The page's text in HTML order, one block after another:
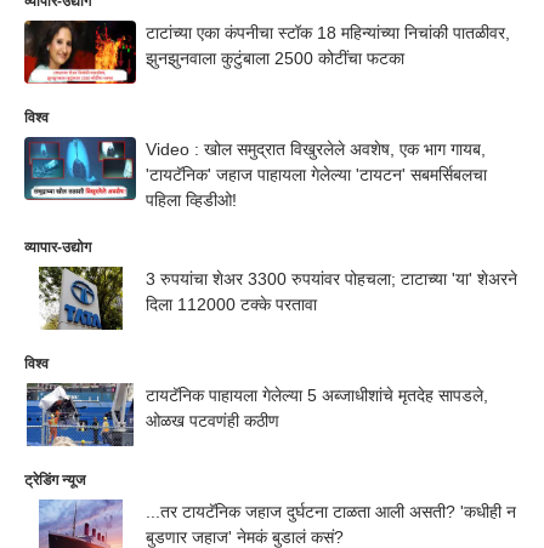
टाटांच्या एका कंपनीचा स्टॉक 18 महिन्यांच्या निचांकी पातळीवर,
झुनझुनवाला कुटुंबाला 2500 कोटींचा फटका
विश्व
Video : खोल समुद्रात विखुरलेले अवशेष, एक भाग गायब,
'टायटॅनिक' जहाज पाहायला गेलेल्या 'टायटन' सबमर्सिबलचा
पहिला व्हिडीओ!
व्यापार-उद्योग
3 रुपयांचा शेअर 3300 रुपयांवर पोहचला; टाटाच्या 'या' शेअरने
दिला 112000 टक्के परतावा
विश्व
टायटॅनिक पाहायला गेलेल्या 5 अब्जाधीशांचे मृतदेह सापडले,
ओळख पटवणंही कठीण
ट्रेडिंग न्यूज
...तर टायटॅनिक जहाज दुर्घटना टाळता आली असती? 'कधीही न
बुडणार जहाज' नेमकं बुडालं कसं?